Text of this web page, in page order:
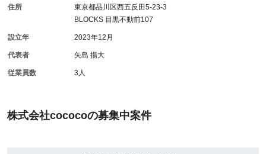
株式会社cococoの募集中案件
住所
東京都品川区西五反田5-23-3
BLOCKS 目黒不動前107
設立年 2023年12月
代表者 矢島 揚大
従業員数 3人